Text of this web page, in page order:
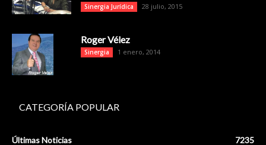
Sinergia Jurídica 28 julio, 2015
Roger Vélez
Sinergia 1 enero, 2014
CATEGORÍA POPULAR
Últimas Noticias 7235